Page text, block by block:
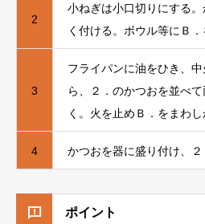
2
小ねぎは小口切りにする
く付ける。ボウル等にＢ．
3
フライパンに油をひき、
ら、２．のかつおを並べ
く。火を止めＢ．をまわし
4 かつおを器に盛り付け、２
ポイント